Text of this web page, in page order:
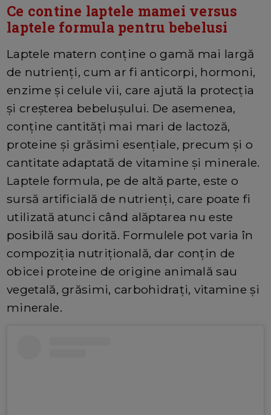
Ce contine laptele mamei versus
laptele formula pentru bebelusi
Laptele matern conține o gamă mai largă
de nutrienți, cum ar fi anticorpi, hormoni,
enzime și celule vii, care ajută la protecția
și creșterea bebelușului. De asemenea,
conține cantități mai mari de lactoză,
proteine ​​și grăsimi esențiale, precum și o
cantitate adaptată de vitamine și minerale.
Laptele formula, pe de altă parte, este o
sursă artificială de nutrienți, care poate fi
utilizată atunci când alăptarea nu este
posibilă sau dorită. Formulele pot varia în
compoziția nutrițională, dar conțin de
obicei proteine ​​de origine animală sau
vegetală, grăsimi, carbohidrați, vitamine și
minerale.